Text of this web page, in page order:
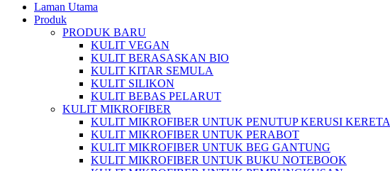
Laman Utama
Produk
PRODUK BARU
KULIT VEGAN
KULIT BERASASKAN BIO
KULIT KITAR SEMULA
KULIT SILIKON
KULIT BEBAS PELARUT
KULIT MIKROFIBER
KULIT MIKROFIBER UNTUK PENUTUP KERUSI KERETA
KULIT MIKROFIBER UNTUK PERABOT
KULIT MIKROFIBER UNTUK BEG GANTUNG
KULIT MIKROFIBER UNTUK BUKU NOTEBOOK